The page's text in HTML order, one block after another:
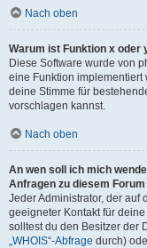
Nach oben
Warum ist Funktion x oder
Diese Software wurde von
eine Funktion
deine Stimme für
vorschlagen kannst.
Nach oben
An wen soll ich mich
Anfragen zu diesem
Jeder Administrator, der auf
geeigneter Kontakt für
solltest du den Besitzer der
„WHOIS“-Abfrage durch)